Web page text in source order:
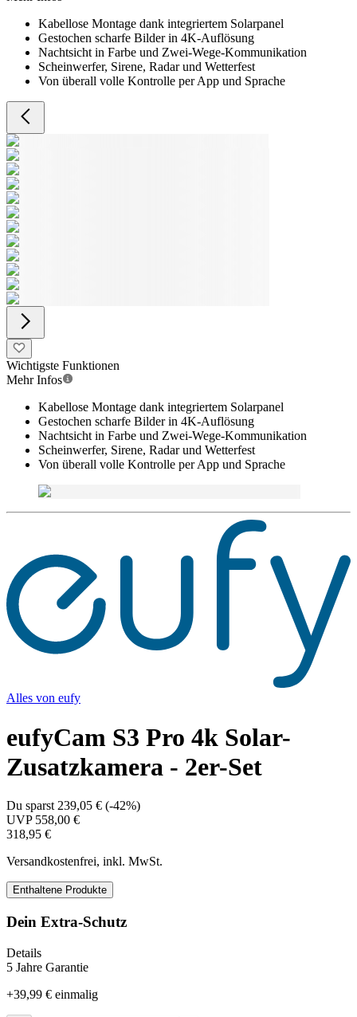
Kabellose Montage dank integriertem Solarpanel
Gestochen scharfe Bilder in 4K-Auflösung
Nachtsicht in Farbe und Zwei-Wege-Kommunikation
Scheinwerfer, Sirene, Radar und Wetterfest
Von überall volle Kontrolle per App und Sprache
Wichtigste Funktionen
Mehr Infos
Kabellose Montage dank integriertem Solarpanel
Gestochen scharfe Bilder in 4K-Auflösung
Nachtsicht in Farbe und Zwei-Wege-Kommunikation
Scheinwerfer, Sirene, Radar und Wetterfest
Von überall volle Kontrolle per App und Sprache
Alles von eufy
eufyCam S3 Pro 4k Solar-
Zusatzkamera - 2er-Set
Du sparst 239,05 € (-42%)
UVP 558,00 €
318,95 €
Versandkostenfrei, inkl. MwSt.
Enthaltene Produkte
Dein Extra-Schutz
Details
5 Jahre Garantie
+39,99 € einmalig